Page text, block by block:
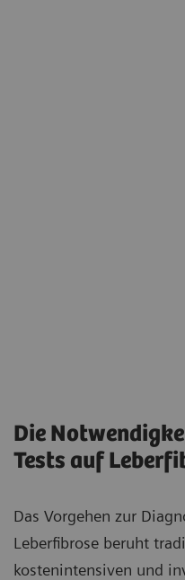
Die
Tests auf
Das Vorgehen zur
Leberfibrose beruht
kostenintensiven und